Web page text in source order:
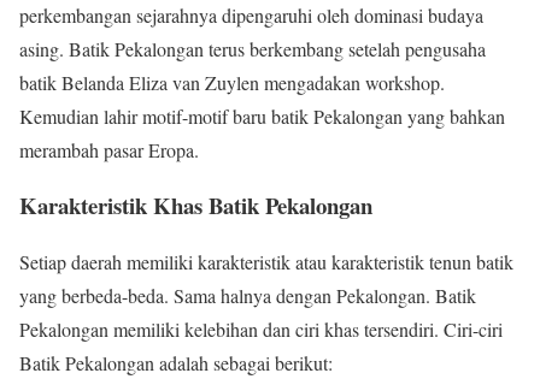
perkembangan sejarahnya dipengaruhi oleh dominasi budaya
asing. Batik Pekalongan terus berkembang setelah pengusaha
batik Belanda Eliza van Zuylen mengadakan workshop.
Kemudian lahir motif-motif baru batik Pekalongan yang bahkan
merambah pasar Eropa.
Karakteristik Khas Batik Pekalongan
Setiap daerah memiliki karakteristik atau karakteristik tenun batik
yang berbeda-beda. Sama halnya dengan Pekalongan. Batik
Pekalongan memiliki kelebihan dan ciri khas tersendiri. Ciri-ciri
Batik Pekalongan adalah sebagai berikut: